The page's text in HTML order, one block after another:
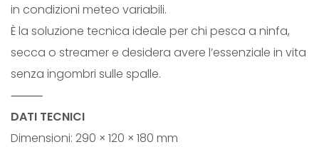
in condizioni meteo variabili.
È la soluzione tecnica ideale per chi pesca a ninfa,
secca o streamer e desidera avere l’essenziale in vita
senza ingombri sulle spalle.
⸻
DATI TECNICI
Dimensioni: 290 × 120 × 180 mm